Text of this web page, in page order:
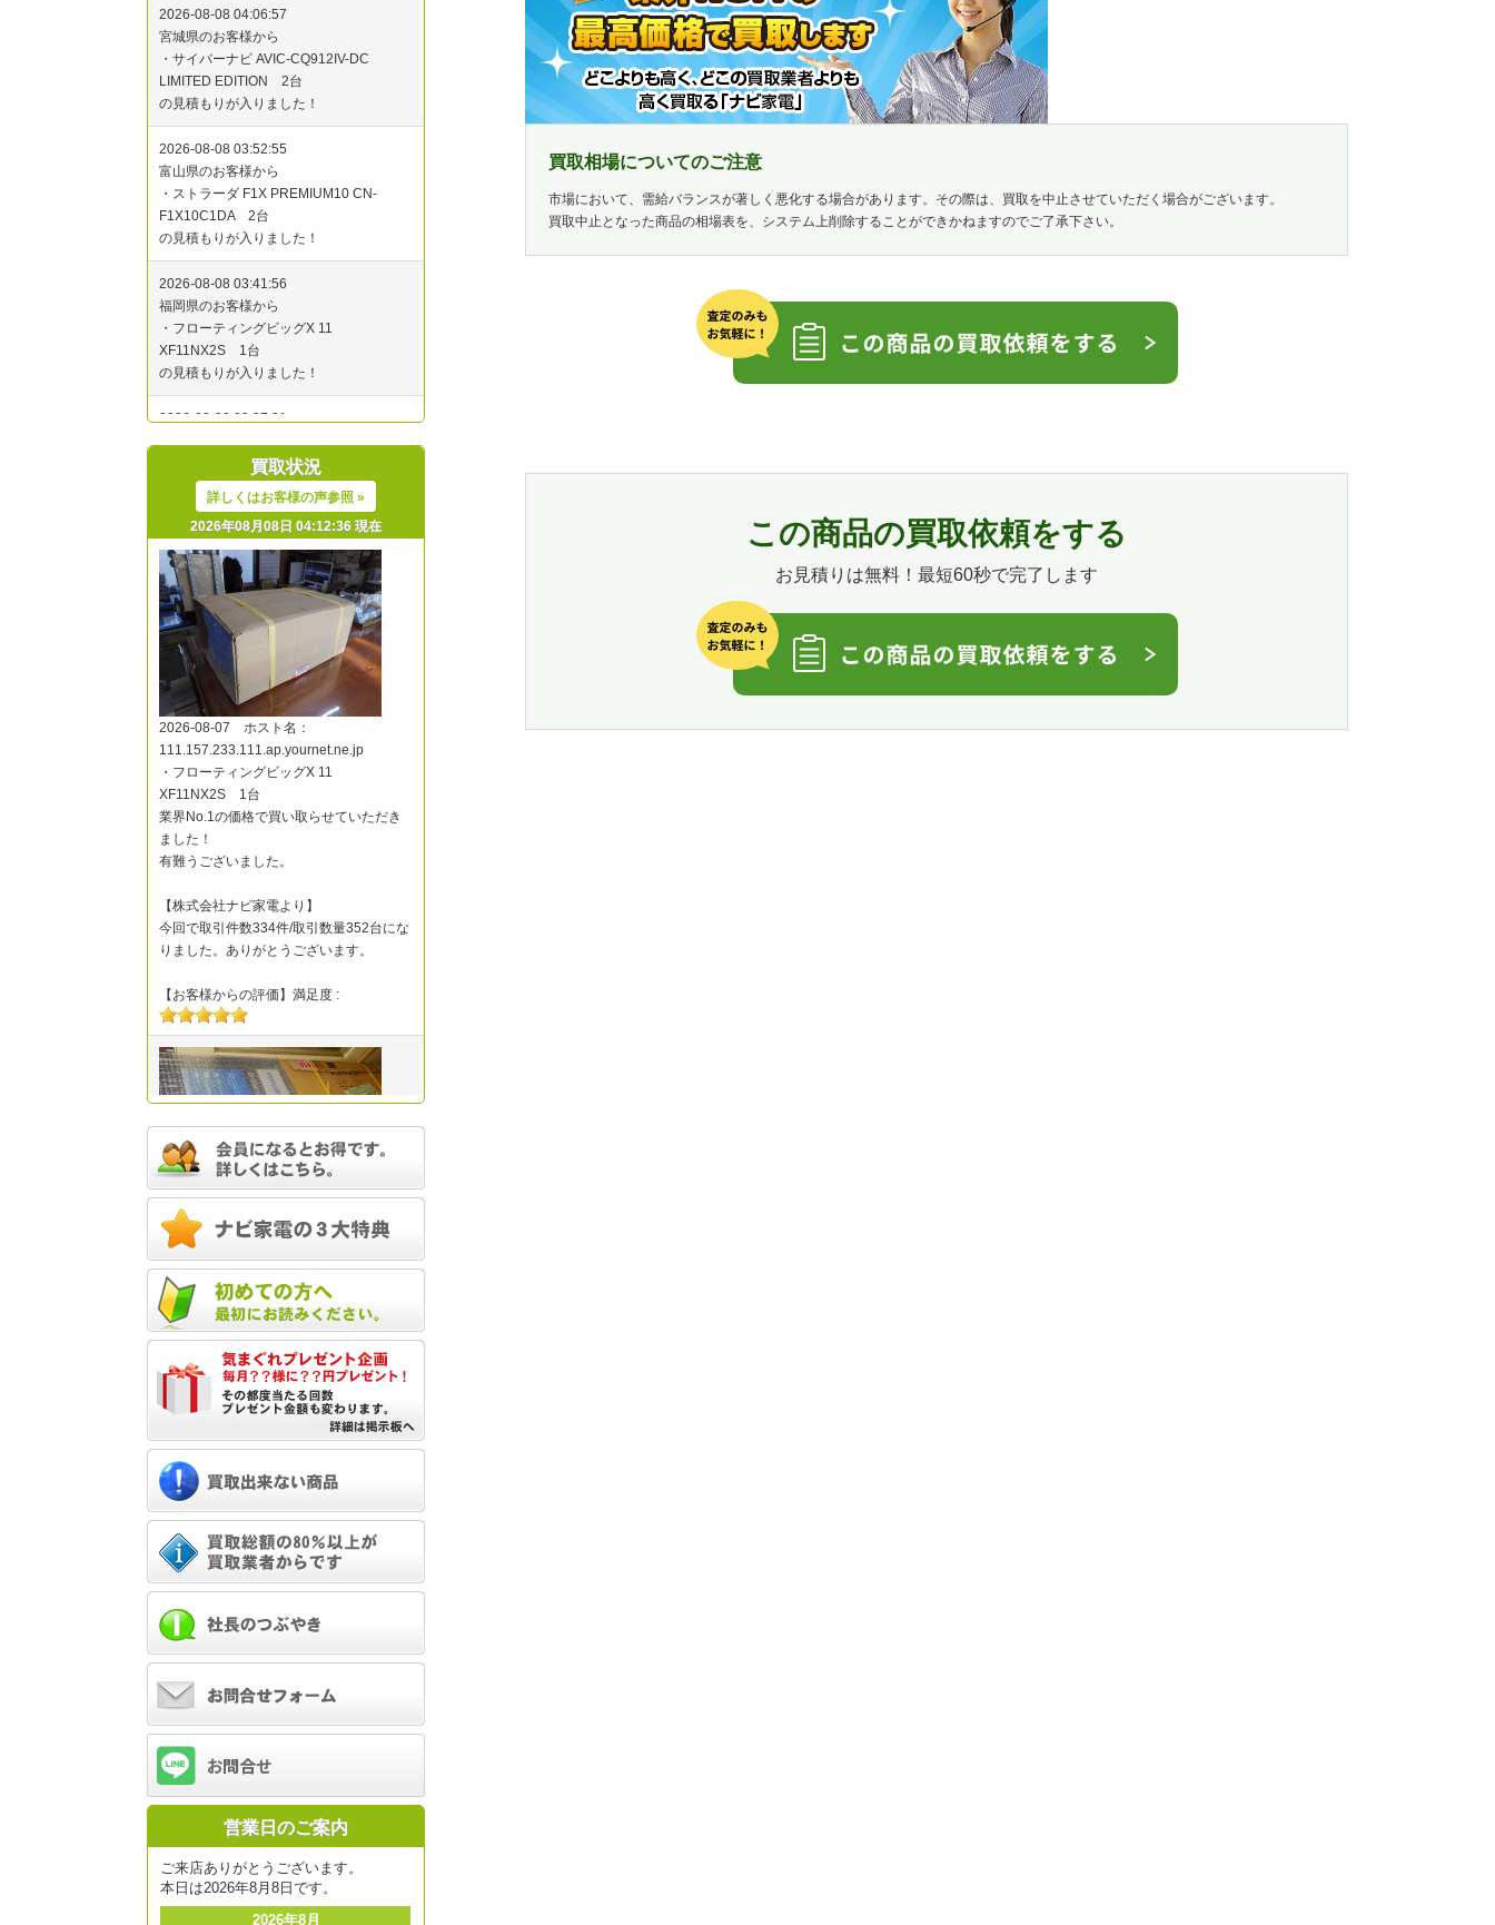
買取相場についてのご注意
市場において、需給バランスが著しく悪化する場合があります。その際は、買取を中止させていただく場合がございます。
買取中止となった商品の相場表を、システム上削除することができかねますのでご了承下さい。
この商品の買取依頼をする
お見積りは無料！最短60秒で完了します
買取状況
詳しくはお客様の声参照 »
2026年08月08日 04:12:36 現在
営業日のご案内
ご来店ありがとうございます。
本日は2026年8月8日です。
2026年8月